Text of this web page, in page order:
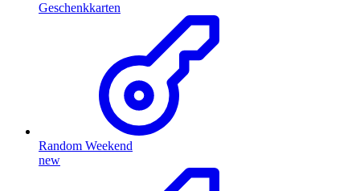
Geschenkkarten
Random Weekend
new